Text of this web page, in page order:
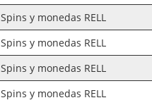
Spins y monedas RELL
Spins y monedas RELL
Spins y monedas RELL
Spins y monedas RELL